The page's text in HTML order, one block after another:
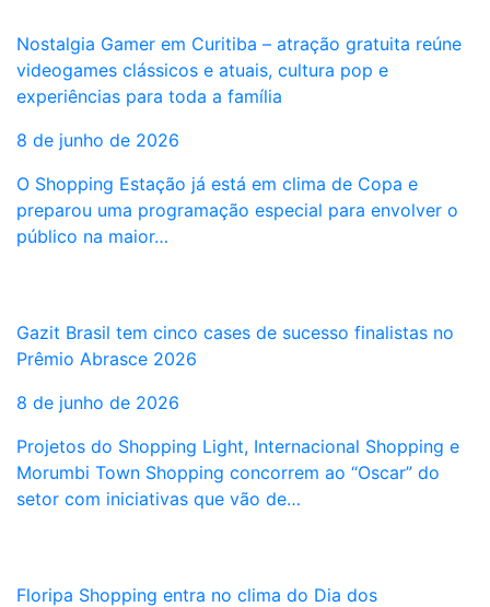
Nostalgia Gamer em Curitiba – atração gratuita reúne
videogames clássicos e atuais, cultura pop e
experiências para toda a família
8 de junho de 2026
O Shopping Estação já está em clima de Copa e
preparou uma programação especial para envolver o
público na maior…
Gazit Brasil tem cinco cases de sucesso finalistas no
Prêmio Abrasce 2026
8 de junho de 2026
Projetos do Shopping Light, Internacional Shopping e
Morumbi Town Shopping concorrem ao “Oscar” do
setor com iniciativas que vão de…
Floripa Shopping entra no clima do Dia dos